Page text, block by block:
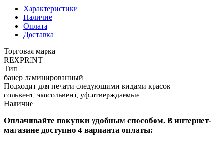
Характеристики
Наличие
Оплата
Доставка
Торговая марка
REXPRINT
Тип
банер ламинированный
Подходит для печати следующими видами красок
сольвент, экосольвент, уф-отверждаемые
Наличие
Оплачивайте покупки удобным способом. В интернет-
магазине доступно 4 варианта оплаты: